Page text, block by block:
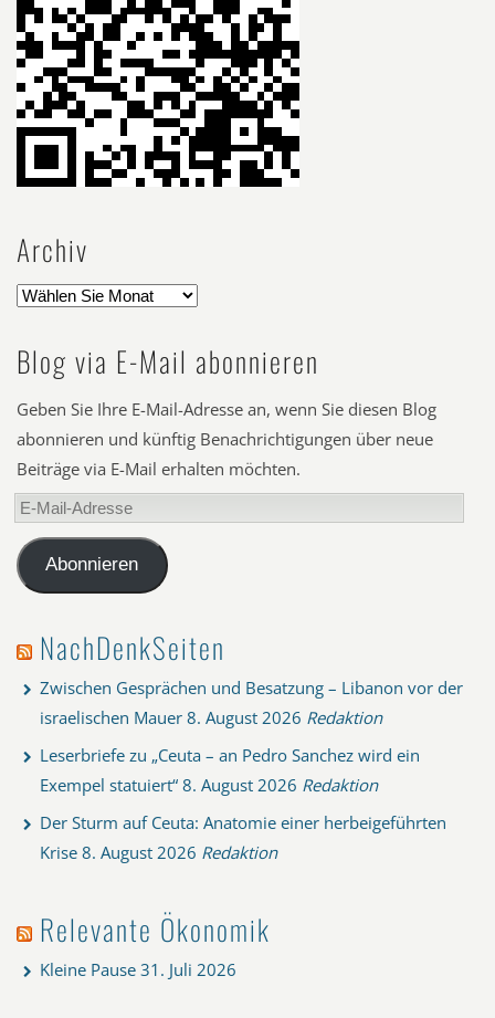
Archiv
Blog via E-Mail abonnieren
Geben Sie Ihre E-Mail-Adresse an, wenn Sie diesen Blog
abonnieren und künftig Benachrichtigungen über neue
Beiträge via E-Mail erhalten möchten.
E-
Mail-
AdresseAbonnieren
NachDenkSeiten
Zwischen Gesprächen und Besatzung – Libanon vor der
israelischen Mauer 8. August 2026 Redaktion
Leserbriefe zu „Ceuta – an Pedro Sanchez wird ein
Exempel statuiert“ 8. August 2026 Redaktion
Der Sturm auf Ceuta: Anatomie einer herbeigeführten
Krise 8. August 2026 Redaktion
Relevante Ökonomik
Kleine Pause 31. Juli 2026